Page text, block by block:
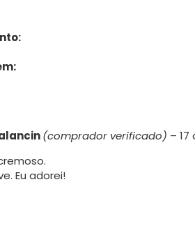
(comprador verificado) – 17
Eu adorei!